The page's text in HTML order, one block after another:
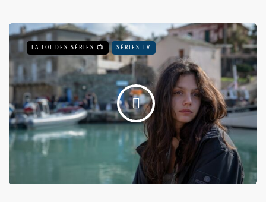
LA LOI DES SÉRIES 📺 SÉRIES TV